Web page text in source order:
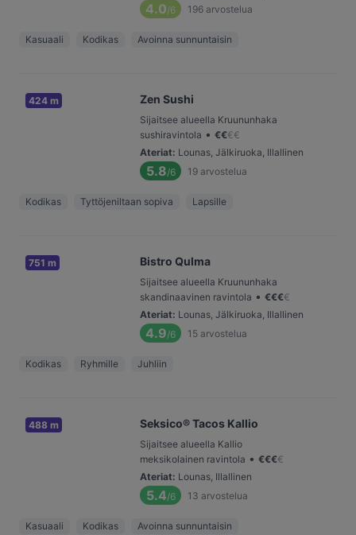
4.0/6 196 arvostelua
Kasuaali Kodikas Avoinna sunnuntaisin
424 m Zen Sushi
Sijaitsee alueella Kruununhaka
sushiravintola • €€€€
Ateriat: Lounas, Jälkiruoka, Illallinen
5.8/6 19 arvostelua
Kodikas Tyttöjeniltaan sopiva Lapsille
751 m Bistro Qulma
Sijaitsee alueella Kruununhaka
skandinaavinen ravintola • €€€€
Ateriat: Lounas, Jälkiruoka, Illallinen
4.9/6 15 arvostelua
Kodikas Ryhmille Juhliin
488 m Seksico® Tacos Kallio
Sijaitsee alueella Kallio
meksikolainen ravintola • €€€€
Ateriat: Lounas, Illallinen
5.4/6 13 arvostelua
Kasuaali Kodikas Avoinna sunnuntaisin